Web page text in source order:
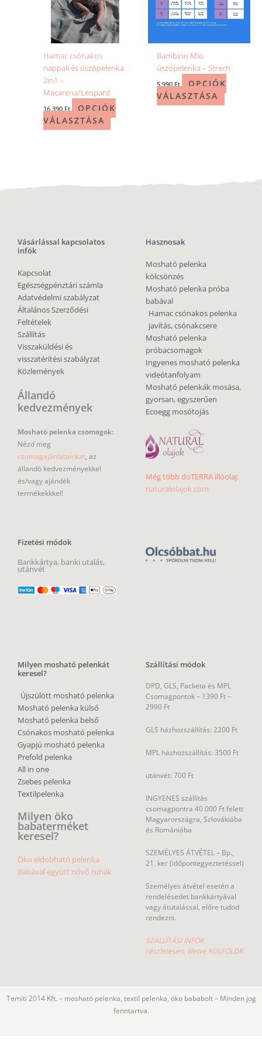
Hamac csónakos
nappali és úszópelenka
2in1 –
Macarena/Leopard
16 390Ft
OPCIÓK
VÁLASZTÁSA
Bambino Mio
úszópelenka – Strech
5 990Ft
OPCIÓK
VÁLASZTÁSA
Vásárlással kapcsolatos
infók
Kapcsolat
Egészségpénztári számla
Adatvédelmi szabályzat
Általános Szerződési
Feltételek
Szállítás
Visszaküldési és
visszatérítési szabályzat
Közlemények
Állandó
kedvezmények
Mosható pelenka csomagok:
Nézd meg
csomagajánlatainkat, az
állandó kedvezményekkel
és/vagy ajándék
termékekkkel!
Fizetési módok
Bankkártya, banki utalás,
utánvét
Hasznosak
Mosható pelenka
kölcsönzés
Mosható pelenka próba
babával
Hamac csónakos pelenka
javítás, csónakcsere
Mosható pelenka
próbacsomagok
Ingyenes mosható pelenka
videótanfolyam
Mosható pelenkák mosása,
gyorsan, egyszerűen
Ecoegg mosótojás
Még több doTERRA illóolaj:
naturalolajok.com
Milyen mosható pelenkát
keresel?
Újszülött mosható pelenka
Mosható pelenka külső
Mosható pelenka belső
Csónakos mosható pelenka
Gyapjú mosható pelenka
Prefold pelenka
All in one
Zsebes pelenka
Textilpelenka
Milyen öko
babaterméket
keresel?
Öko eldobható pelenka
Babával együtt nővő ruhák
Szállítási módok
DPD, GLS, Packeta és MPL
Csomagpontok – 1390 Ft –
2990 Ft
GLS házhozszállítás: 2200 Ft
MPL házhozszállítás: 3500 Ft
utánvét: 700 Ft
INGYENES szállítás
csomagpontra 40 000 Ft felett
Magyarországra, Szlovákiába
és Romániába
SZEMÉLYES ÁTVÉTEL – Bp.,
21. ker (időpontegyeztetéssel)
Személyes átvétel esetén a
rendelésedet bankkártyával
vagy átutalással, előre tudod
rendezni.
SZÁLLÍTÁSI INFÓK
részletesen, illetve KÜLFÖLDR
Temiti 2014 Kft. – mosható pelenka, textil pelenka, öko bababolt – Minden jog
fenntartva.